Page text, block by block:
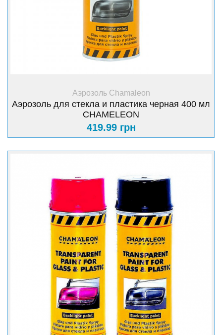
+ Купить
Аэрозоль Chamaleon
Аэрозоль для стекла и пластика черная 400 мл
CHAMELEON
419.99 грн